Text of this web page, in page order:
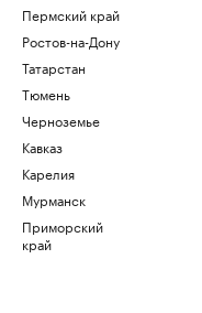
Пермский край
Ростов-на-Дону
Татарстан
Тюмень
Черноземье
Кавказ
Карелия
Мурманск
Приморский
край